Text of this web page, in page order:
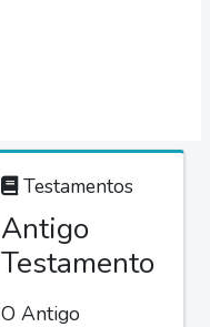
Testamentos
Antigo
Testamento
O Antigo